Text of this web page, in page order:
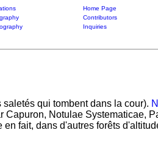
Home Page
Contributors
Inquiries
saletés qui tombent dans la cour).
Notulae Systematicae,
en fait, dans d'autres forêts